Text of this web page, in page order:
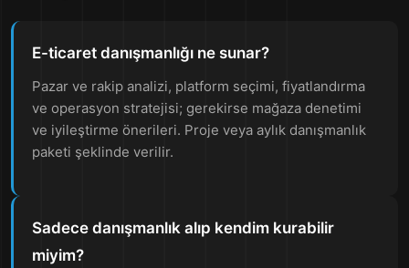
E-ticaret danışmanlığı ne sunar?
Pazar ve rakip analizi, platform seçimi, fiyatlandırma
ve operasyon stratejisi; gerekirse mağaza denetimi
ve iyileştirme önerileri. Proje veya aylık danışmanlık
paketi şeklinde verilir.
Sadece danışmanlık alıp kendim kurabilir
miyim?